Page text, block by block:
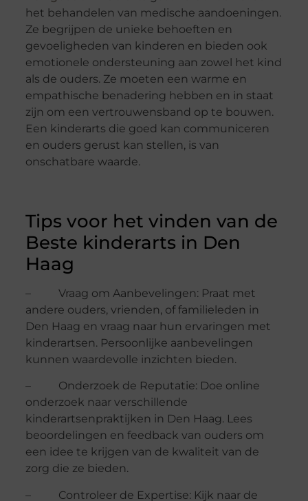
het behandelen van medische aandoeningen.
Ze begrijpen de unieke behoeften en
gevoeligheden van kinderen en bieden ook
emotionele ondersteuning aan zowel het kind
als de ouders. Ze moeten een warme en
empathische benadering hebben en in staat
zijn om een vertrouwensband op te bouwen.
Een kinderarts die goed kan communiceren
en ouders gerust kan stellen, is van
onschatbare waarde.
Tips voor het vinden van de
Beste kinderarts in Den
Haag
– Vraag om Aanbevelingen: Praat met
andere ouders, vrienden, of familieleden in
Den Haag en vraag naar hun ervaringen met
kinderartsen. Persoonlijke aanbevelingen
kunnen waardevolle inzichten bieden.
– Onderzoek de Reputatie: Doe online
onderzoek naar verschillende
kinderartsenpraktijken in Den Haag. Lees
beoordelingen en feedback van ouders om
een idee te krijgen van de kwaliteit van de
zorg die ze bieden.
– Controleer de Expertise: Kijk naar de